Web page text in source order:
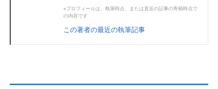
※プロフィールは、執筆時点、または直近の記事の寄稿時点で
の内容です
この著者の最近の執筆記事